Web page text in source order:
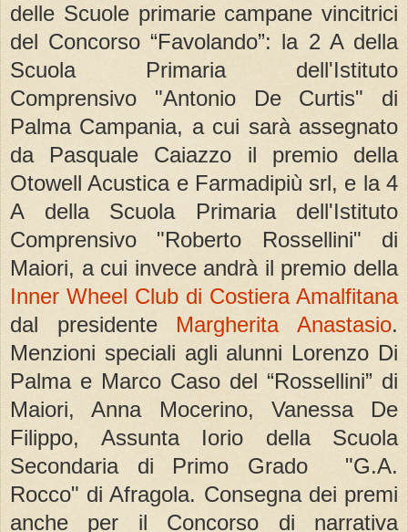
delle Scuole primarie campane vincitrici
del Concorso “Favolando”: la 2 A della
Scuola Primaria dell'Istituto
Comprensivo "Antonio De Curtis" di
Palma Campania, a cui sarà assegnato
da Pasquale Caiazzo il premio della
Otowell Acustica e Farmadipiù srl, e la 4
A della Scuola Primaria dell'Istituto
Comprensivo "Roberto Rossellini" di
Maiori, a cui invece andrà il premio della
Inner Wheel Club di Costiera Amalfitana
dal presidente Margherita Anastasio.
Menzioni speciali agli alunni Lorenzo Di
Palma e Marco Caso del “Rossellini” di
Maiori, Anna Mocerino, Vanessa De
Filippo, Assunta Iorio della Scuola
Secondaria di Primo Grado "G.A.
Rocco" di Afragola. Consegna dei premi
anche per il Concorso di narrativa